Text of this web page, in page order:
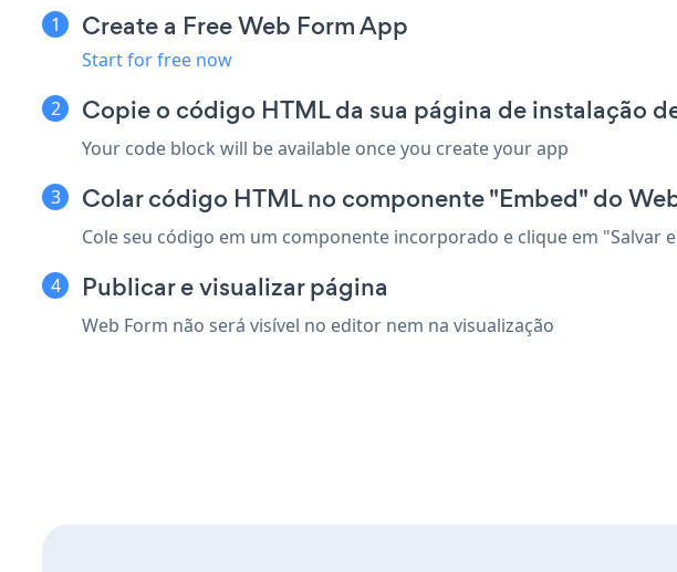
Create a Free Web Form App
Start for free now
Copie o código HTML da sua página de instalação
Your code block will be available once you create your app
Colar código HTML no componente "Embed" do
Cole seu código em um componente incorporado e clique em "Salvar
Publicar e visualizar página
Web Form não será visível no editor nem na visualização